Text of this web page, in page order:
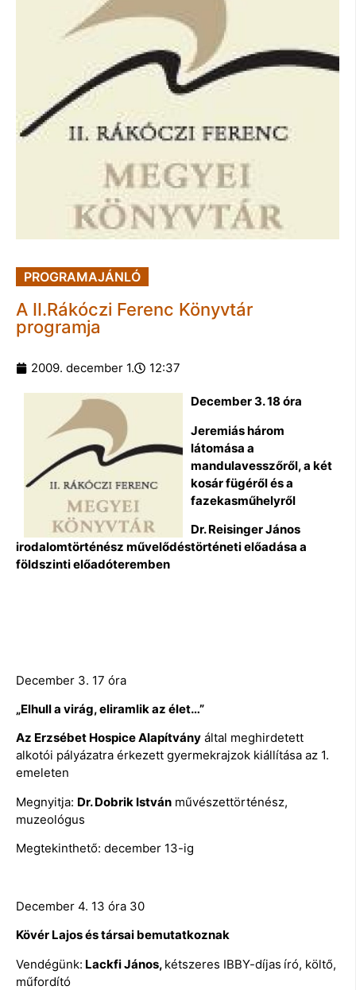
PROGRAMAJÁNLÓ
A II.Rákóczi Ferenc Könyvtár
programja
2009. december 1. 12:37
December 3. 18 óra
Jeremiás három
látomása a
mandulavesszőről, a két
kosár fügéről és a
fazekasműhelyről
Dr. Reisinger János
irodalomtörténész művelődéstörténeti előadása a
földszinti előadóteremben
December 3. 17 óra
„Elhull a virág, eliramlik az élet…”
Az Erzsébet Hospice Alapítvány által meghirdetett
alkotói pályázatra érkezett gyermekrajzok kiállítása az 1.
emeleten
Megnyitja: Dr. Dobrik István művészettörténész,
muzeológus
Megtekinthető: december 13-ig
December 4. 13 óra 30
Kövér Lajos és társai bemutatkoznak
Vendégünk: Lackfi János, kétszeres IBBY-díjas író, költő,
műfordító